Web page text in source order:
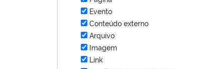
Evento
Conteúdo externo
Arquivo
Imagem
Link